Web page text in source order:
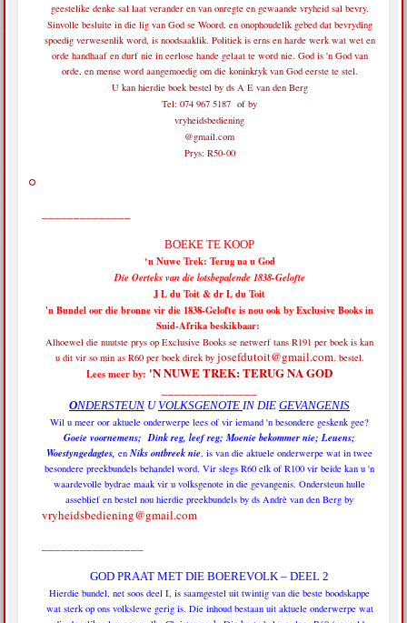
geestelike denke sal laat verander en van onregte en gewaande vryheid sal bevry.
Sinvolle besluite in die lig van God se Woord, en onophoudelik gebed dat bevryding
spoedig verwesenlik word, is noodsaaklik. Politiek is erns en harde werk wat wet en
orde handhaaf en durf nie in eerlose hande gelaat te word nie. God is 'n God van
orde, en mense word aangemoedig om die koninkryk van God eerste te stel.
U kan hierdie boek bestel by ds A E van den Berg
Tel: 074 967 5187 of by
vryheidsbediening
@gmail.com
Prys: R50-00
BOEKE TE KOOP
‘n Nuwe Trek: Terug na u God
Die Oerteks van die lotsbepalende 1838-Gelofte
J L du Toit & dr L du Toit
'n Bundel oor die bronne vir die 1838-Gelofte is nou ook by Exclusive Books in
Suid-Afrika beskikbaar:
Alhoewel die nuutste prys op Exclusive Books se netwerf tans R191 per boek is kan
u dit vir so min as R60 per boek direk by josefdutoit@gmail.com. bestel.
Lees meer by: 'N NUWE TREK: TERUG NA GOD
ONDERSTEUN UVOLKSGENOTE IN DIE GEVANGENIS
Wil u meer oor aktuele onderwerpe lees of vir iemand 'n besondere geskenk gee?
Goeie voornemens; Dink reg, leef reg; Moenie bekommer nie; Leuens;
Woestyngedagtes, en Niks ontbreek nie , is van die aktuele onderwerpe wat in twee
besondere preekbundels behandel word. Vir slegs R60 elk of R100 vir beide kan u 'n
waardevolle bydrae maak vir u volksgenote in die gevangenis. Ondersteun hulle
asseblief en bestel nou hierdie preekbundels by ds Andrè van den Berg by
vryheidsbediening@gmail.com
GOD PRAAT MET DIE BOEREVOLK – DEEL 2
Hierdie bundel, net soos deel I, is saamgestel uit twintig van die beste boodskappe
wat sterk op ons volkslewe gerig is. Die inhoud bestaan uit aktuele onderwerpe wat